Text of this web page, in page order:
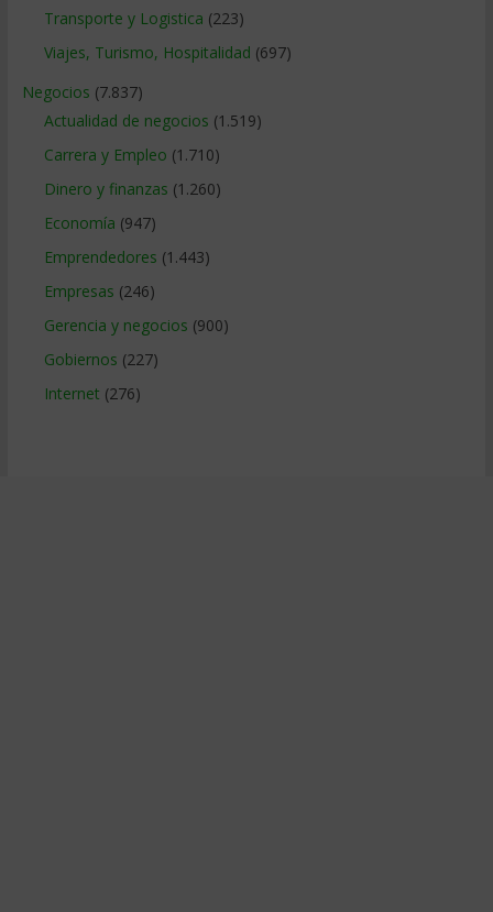
Transporte y Logistica (223)
Viajes, Turismo, Hospitalidad (697)
Negocios (7.837)
Actualidad de negocios (1.519)
Carrera y Empleo (1.710)
Dinero y finanzas (1.260)
Economía (947)
Emprendedores (1.443)
Empresas (246)
Gerencia y negocios (900)
Gobiernos (227)
Internet (276)